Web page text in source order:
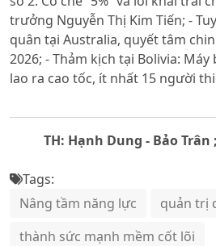
trưởng Nguyễn Thị Kim Tiến; -
quân tại Australia, quyết tâm
2026; - Thảm kịch tại Bolivia:
lao ra cao tốc, ít nhất 15 người
TH: Hạnh Dung - Bảo
Tags:
Nâng tầm năng lực
quản trị
thành sức mạnh mềm cốt lõi